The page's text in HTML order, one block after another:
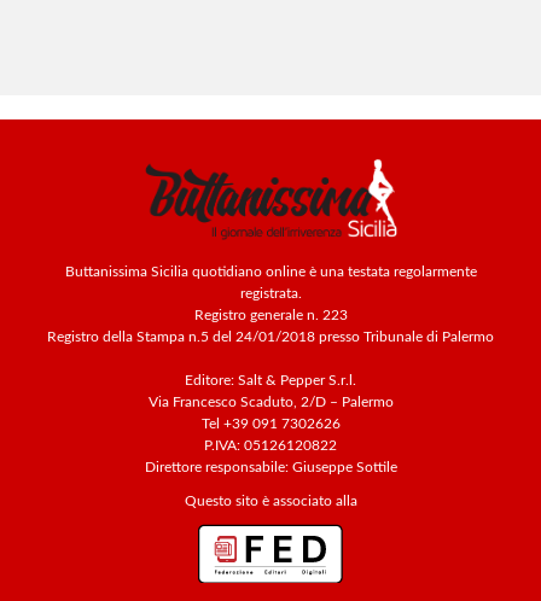
Buttanissima Sicilia quotidiano online è una testata regolarmente
registrata.
Registro generale n. 223
Registro della Stampa n.5 del 24/01/2018 presso Tribunale di Palermo
Editore: Salt & Pepper S.r.l.
Via Francesco Scaduto, 2/D – Palermo
Tel +39 091 7302626
P.IVA: 05126120822
Direttore responsabile: Giuseppe Sottile
Questo sito è associato alla